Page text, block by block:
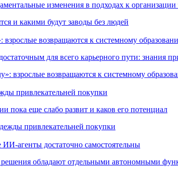
изменения в подходах к организации
взрослые возвращаются к системному
для всего карьерного пути: знания
привлекательней покупки
пока еще слабо развит и каков его потенциал
агенты достаточно самостоятельны
обладают отдельными автономными